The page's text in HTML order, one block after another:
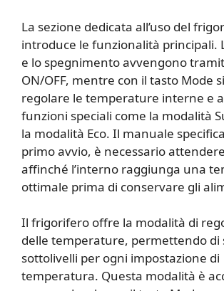
La sezione dedicata all’uso del
introduce le funzionalità principali.
e lo spegnimento avvengono
ON/OFF, mentre con il tasto Mode
regolare le temperature interne e
funzioni speciali come la modalità
la modalità Eco. Il manuale
primo avvio, è necessario
affinché l’interno raggiunga una
ottimale prima di conservare gli
Il frigorifero offre la modalità di
delle temperature, permettendo di
sottolivelli per ogni impostazione di
temperatura. Questa modalità è